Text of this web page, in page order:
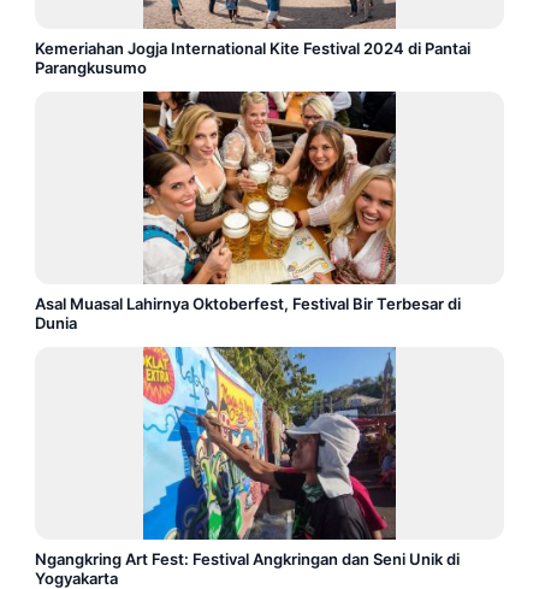
Kemeriahan Jogja International Kite Festival 2024 di Pantai
Parangkusumo
Asal Muasal Lahirnya Oktoberfest, Festival Bir Terbesar di
Dunia
Ngangkring Art Fest: Festival Angkringan dan Seni Unik di
Yogyakarta